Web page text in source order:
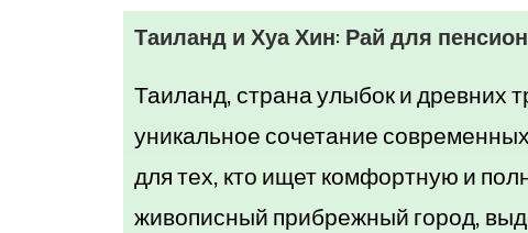
Таиланд и Хуа Хин: Рай для
Таиланд, страна улыбок и древних
уникальное сочетание
для тех, кто ищет комфортную и
живописный прибрежный город,